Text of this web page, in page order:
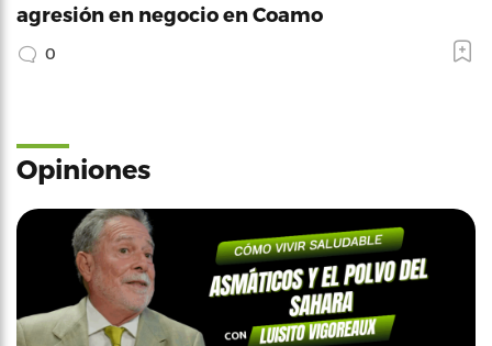
agresión en negocio en Coamo
0
Opiniones